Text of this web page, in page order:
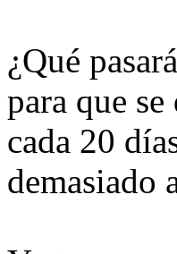
¿Qué
para que
cada 20
demasiado